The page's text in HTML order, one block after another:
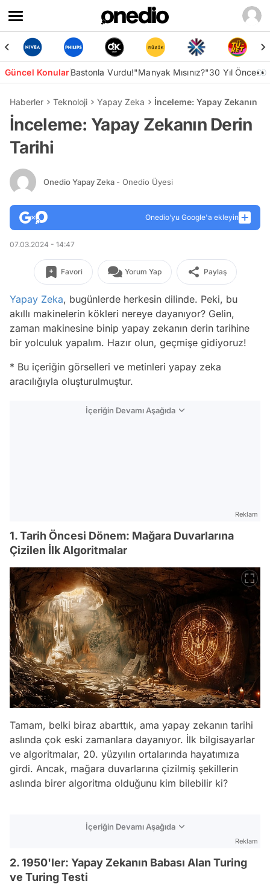
Güncel KonularBastonla Vurdu!"Manyak Mısınız?"30 Yıl Önce👀
Haberler Teknoloji Yapay Zeka İnceleme: Yapay Zekanın
İnceleme: Yapay Zekanın Derin
Tarihi
Onedio Yapay Zeka - Onedio Üyesi
Onedio’yu Google'a ekleyin
07.03.2024 - 14:47
Favori Yorum Yap Paylaş
Yapay Zeka, bugünlerde herkesin dilinde. Peki, bu
akıllı makinelerin kökleri nereye dayanıyor? Gelin,
zaman makinesine binip yapay zekanın derin tarihine
bir yolculuk yapalım. Hazır olun, geçmişe gidiyoruz!
* Bu içeriğin görselleri ve metinleri yapay zeka
aracılığıyla oluşturulmuştur.
İçeriğin Devamı Aşağıda
Reklam
1. Tarih Öncesi Dönem: Mağara Duvarlarına
Çizilen İlk Algoritmalar
Tamam, belki biraz abarttık, ama yapay zekanın tarihi
aslında çok eski zamanlara dayanıyor. İlk bilgisayarlar
ve algoritmalar, 20. yüzyılın ortalarında hayatımıza
girdi. Ancak, mağara duvarlarına çizilmiş şekillerin
aslında birer algoritma olduğunu kim bilebilir ki?
İçeriğin Devamı Aşağıda
Reklam
2. 1950'ler: Yapay Zekanın Babası Alan Turing
ve Turing Testi